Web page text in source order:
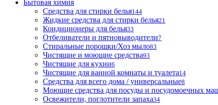
Бытовая химия
Средства для стирки белья144
Жидкие средства для стирки белья21
Кондиционеры для белья33
Отбеливатели и пятновыводители7
Стиральные порошки/Хоз мыло83
Чистящие и моющие средства93
Чистящие для кухни6
Чистящие для ванной комнаты и туалета14
Средства для всего дома / универсальные8
Моющие средства для посуды и посудомоечных
Освежители, поглотители запаха34